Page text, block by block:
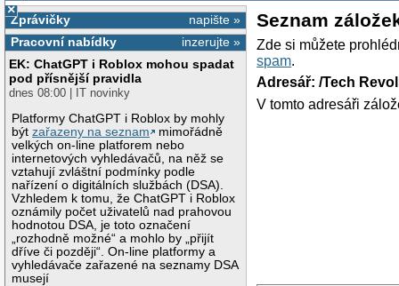
×
napište »
Zprávičky
inzerujte »
Pracovní nabídky
EK: ChatGPT i Roblox mohou spadat
pod přísnější pravidla
dnes 08:00 | IT novinky
Platformy ChatGPT i Roblox by mohly
býtzařazeny na seznam
mimořádně
velkých on-line platforem nebo
internetových vyhledávačů, na něž se
vztahují zvláštní podmínky podle
nařízení o digitálních službách (DSA).
Vzhledem k tomu, že ChatGPT i Roblox
oznámily počet uživatelů nad prahovou
hodnotou DSA, je toto označení
„rozhodně možné“ a mohlo by „přijít
dříve či později“. On-line platformy a
vyhledávače zařazené na seznamy DSA
musejí
Seznam
Zde si můžete
spam.
Adresář: /Tech
V tomto adresáři